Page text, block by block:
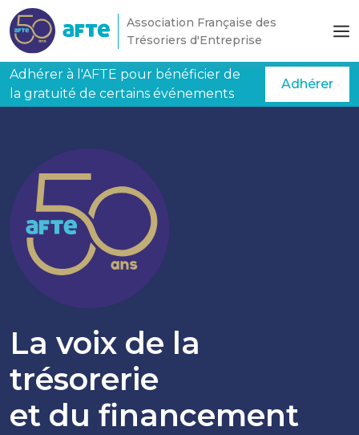
Aller au contenu principal
Association Française des
Trésoriers d'Entreprise
Adhérer à l'AFTE pour bénéficier de
la gratuité de certains événements
Adhérer
La voix de la
trésorerie
et du financement